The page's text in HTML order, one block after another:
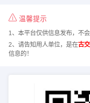
温馨提示
1、本平台仅供信息发布，不
2、请告知用人单位，是在古
信息的！